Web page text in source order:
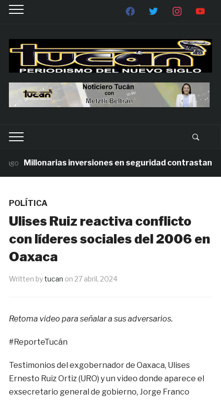
Millonarias inversiones en seguridad contrastan con
POLÍTICA
Ulises Ruiz reactiva conflicto
con líderes sociales del 2006 en
Oaxaca
Written bytucan on 27 abril, 2024
Retoma video para señalar a sus adversarios.
#ReporteTucán
Testimonios del exgobernador de Oaxaca, Ulises
Ernesto Ruiz Ortiz (URO) y un video donde aparece el
exsecretario general de gobierno, Jorge Franco